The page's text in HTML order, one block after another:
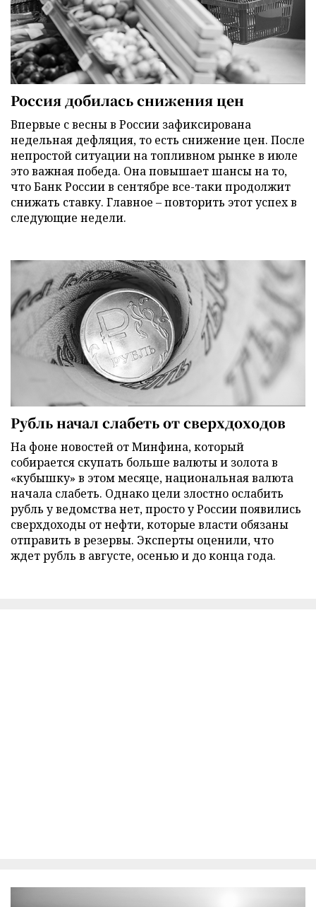
Россия добилась снижения цен
Впервые с весны в России зафиксирована
недельная дефляция, то есть снижение цен. После
непростой ситуации на топливном рынке в июле
это важная победа. Она повышает шансы на то,
что Банк России в сентябре все-таки продолжит
снижать ставку. Главное – повторить этот успех в
следующие недели.
Рубль начал слабеть от сверхдоходов
На фоне новостей от Минфина, который
собирается скупать больше валюты и золота в
«кубышку» в этом месяце, национальная валюта
начала слабеть. Однако цели злостно ослабить
рубль у ведомства нет, просто у России появились
сверхдоходы от нефти, которые власти обязаны
отправить в резервы. Эксперты оценили, что
ждет рубль в августе, осенью и до конца года.